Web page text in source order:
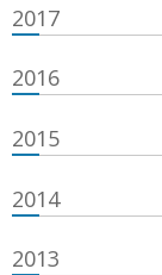
2017
2016
2015
2014
2013